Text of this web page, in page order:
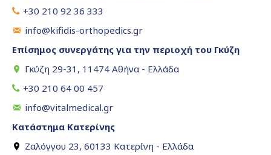
+30 210 92 36 333
info@kifidis-orthopedics.gr
Επίσημος συνεργάτης για την περιοχή του Γκύζη
Γκύζη 29-31, 11474 Αθήνα - Ελλάδα
+30 210 64 00 457
info@vitalmedical.gr
Κατάστημα Κατερίνης
Ζαλόγγου 23, 60133 Κατερίνη - Ελλάδα